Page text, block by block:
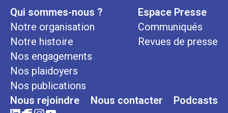
Qui sommes-nous ?
Notre organisation
Notre histoire
Nos engagements
Nos plaidoyers
Nos publications
Espace Presse
Communiqués
Revues de presse
Nous rejoindre Nous contacter Podcasts